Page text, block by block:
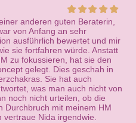
anderen guten Beraterin,
von Anfang an sehr
ausführlich bewertet und mir
sie fortfahren würde. Anstatt
zu fokussieren, hat sie den
gelegt. Dies geschah in
Sie hat auch
was man auch nicht von
noch nicht urteilen, ob die
Durchbruch mit meinem HM
Nida irgendwie.